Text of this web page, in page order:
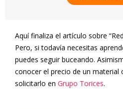
Aquí finaliza el artículo sobre
Pero, si todavía necesitas
puedes seguir buceando.
conocer el precio de un material
solicitarlo en Grupo Torices.